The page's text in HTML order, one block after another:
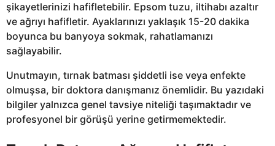
şikayetlerinizi hafifletebilir. Epsom tuzu, iltihabı azaltır
ve ağrıyı hafifletir. Ayaklarınızı yaklaşık 15-20 dakika
boyunca bu banyoya sokmak, rahatlamanızı
sağlayabilir.
Unutmayın, tırnak batması şiddetli ise veya enfekte
olmuşsa, bir doktora danışmanız önemlidir. Bu yazıdaki
bilgiler yalnızca genel tavsiye niteliği taşımaktadır ve
profesyonel bir görüşü yerine getirmemektedir.